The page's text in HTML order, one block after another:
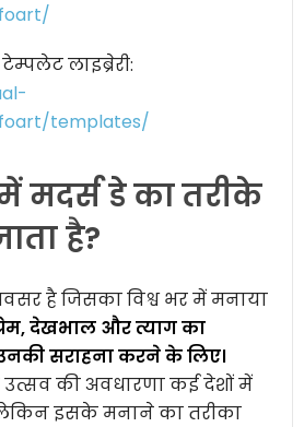
लाइब्रेरी:
templates/
मदर्स डे का तरीके
है?
है जिसका विश्व भर में मनाया
देखभाल और त्याग का
सराहना करने के लिए।
की अवधारणा कई देशों में
लेकिन इसके मनाने का तरीका